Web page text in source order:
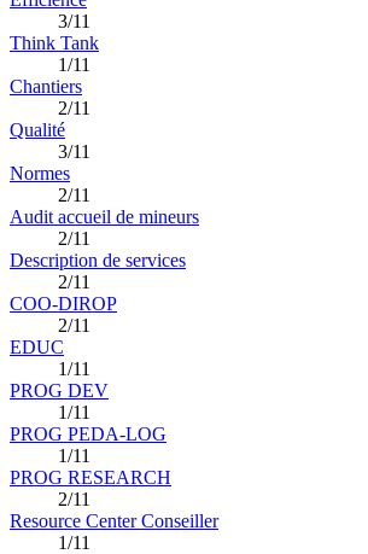
3/11
Think Tank
1/11
Chantiers
2/11
Qualité
3/11
Normes
2/11
Audit accueil de mineurs
2/11
Description de services
2/11
COO-DIROP
2/11
EDUC
1/11
PROG DEV
1/11
PROG PEDA-LOG
1/11
PROG RESEARCH
2/11
Resource Center Conseiller
1/11